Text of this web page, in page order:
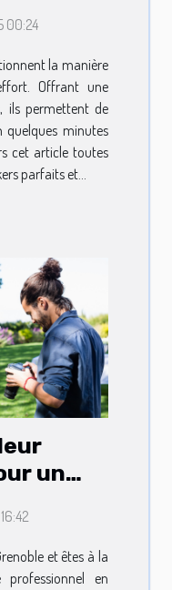
00:24
la manière
Offrant une
ils permettent de
quelques minutes
cet article toutes
parfaits et...
un
et êtes à la
professionnel en